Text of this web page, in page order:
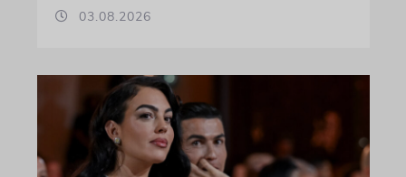
03.08.2026